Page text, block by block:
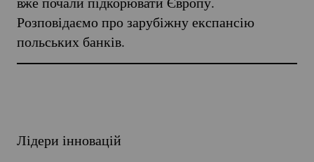
Розповідаємо про зарубіжну експансію
польських банків.
Лідери інновацій